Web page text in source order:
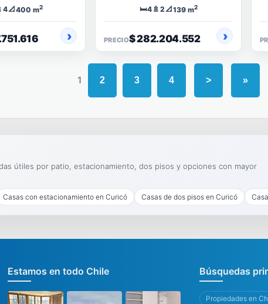
4📐400 m2 🛏️4 🚿 2📐139 m2
PRECIO$ 282.204.552
1 2 3 4 > »
útiles por patio, estacionamiento, dos pisos y opciones con mayor
Casas con estacionamiento en Curicó Casas de dos pisos en Curicó
Estamos en todo Chile Búsquedas
Propiedades en